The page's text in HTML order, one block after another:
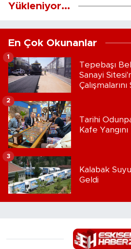
Yükleniyor...
En Çok Okunanlar
Tepebaşı
Sanayi
1
Tarihi
Kafe
2
Kalabak
Geldi
3